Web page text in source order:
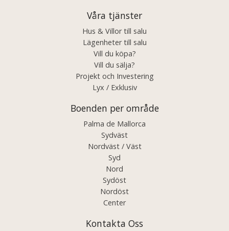
Våra tjänster
Hus & Villor till salu
Lägenheter till salu
Vill du köpa?
Vill du sälja?
Projekt och Investering
Lyx / Exklusiv
Boenden per område
Palma de Mallorca
Sydväst
Nordväst / Väst
Syd
Nord
Sydöst
Nordöst
Center
Kontakta Oss